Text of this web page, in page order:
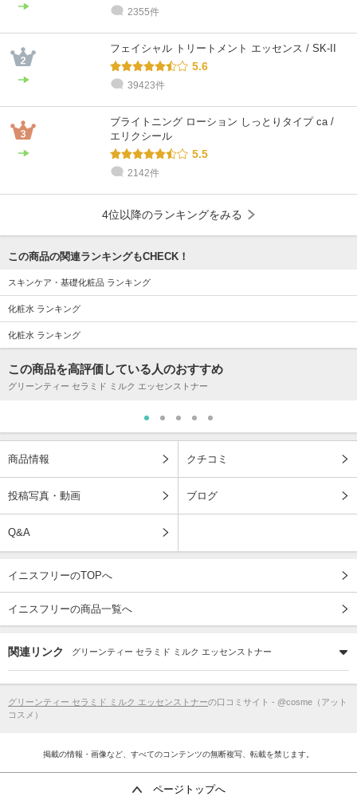
2355件
フェイシャル トリートメント エッセンス / SK-II
5.6
39423件
ブライトニング ローション しっとりタイプ ca /
エリクシール
5.5
2142件
4位以降のランキングをみる
この商品の関連ランキングもCHECK！
スキンケア・基礎化粧品 ランキング
化粧水 ランキング
化粧水 ランキング
この商品を高評価している人のおすすめ
グリーンティー セラミド ミルク エッセンストナー
商品情報 クチコミ
投稿写真・動画 ブログ
Q&A
イニスフリーのTOPへ
イニスフリーの商品一覧へ
関連リンク グリーンティー セラミド ミルク エッセンストナー
グリーンティー セラミド ミルク エッセンストナーの口コミサイト - @cosme（アット
コスメ）
掲載の情報・画像など、すべてのコンテンツの無断複写、転載を禁じます。
ページトップへ